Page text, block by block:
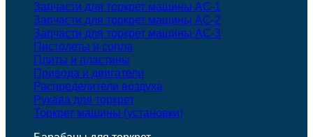
Запчасти для торкрет машины АС-1
Запчасти для торкрет машины АС-2
Запчасти для торкрет машины АС-3
Пистолеты и сопла
Плиты и пластины
Привода и двигатели
Распределители воздуха
Рукава для торкрет
Торкрет машины (установки)